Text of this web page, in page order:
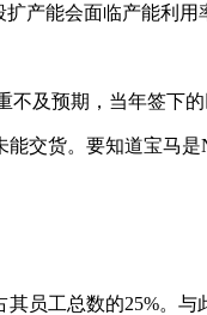
产能会面临产能利用
及预期，当年签下的
交货。要知道宝马
员工总数的25%。